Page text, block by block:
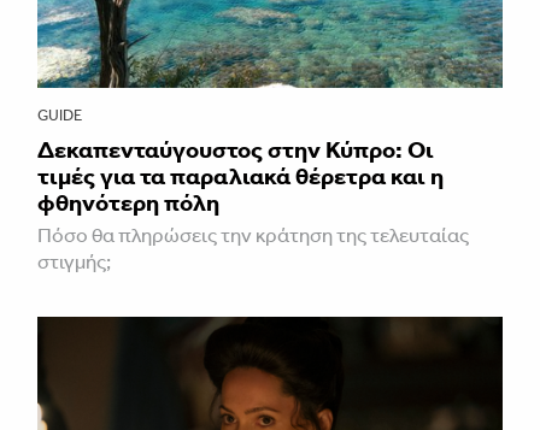
GUIDE
Δεκαπενταύγουστος στην Κύπρο: Οι
τιμές για τα παραλιακά θέρετρα και η
φθηνότερη πόλη
Πόσο θα πληρώσεις την κράτηση της τελευταίας
στιγμής;